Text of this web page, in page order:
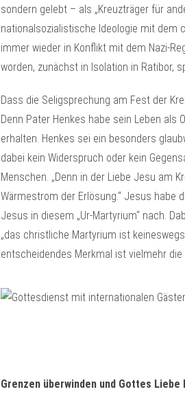
sondern gelebt – als „Kreuzträger für
nationalsozialistische Ideologie mit dem
immer wieder in Konflikt mit dem Nazi-
worden, zunächst in Isolation in Ratibor,
Dass die Seligsprechung am Fest der
Denn Pater Henkes habe sein Leben
erhalten. Henkes sei ein besonders
dabei kein Widerspruch oder kein
Menschen. „Denn in der Liebe Jesu am
Wärmestrom der Erlösung.“ Jesus habe
Jesus in diesem „Ur-Martyrium“ nach.
„das christliche Martyrium ist
entscheidendes Merkmal ist vielmehr die
Grenzen überwinden und Gottes Liebe